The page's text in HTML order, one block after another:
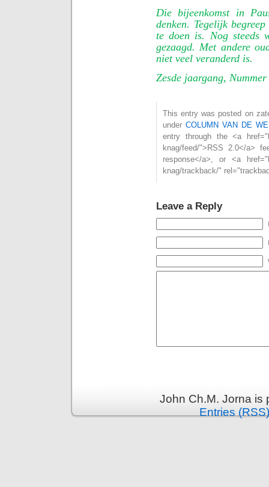
Die bijeenkomst in
denken. Tegelijk
te doen is. Nog steeds
gezaagd. Met andere
niet veel veranderd is.
Zesde jaargang,
This entry was posted on
under COLUMN VAN DE
entry through the <a
knag/feed/">RSS 2.0</a>
response</a>, or <a
knag/trackback/"
Leave a Reply
John Ch.M. Jorna
Entries (RSS)